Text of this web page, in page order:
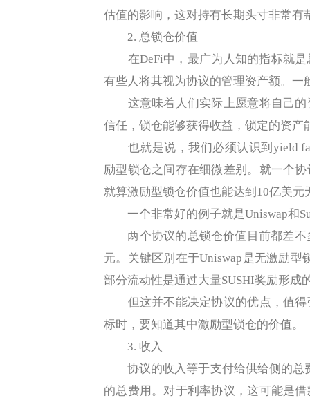
估值的影响，这对持有长期头寸非常
2. 总锁仓价值
在DeFi中，最广为人知的指标就是
有些人将其视为协议的管理资产额。
这意味着人们实际上愿意将自己的
信任，锁仓能够获得收益，锁定的资产
也就是说，我们必须认识到yield
励型锁仓之间存在细微差别。就一个
就算激励型锁仓价值也能达到10亿美元
一个非常好的例子就是Uniswap和
两个协议的总锁仓价值目前都差不
元。关键区别在于Uniswap是无激励型
部分流动性是通过大量SUSHI奖励形成
但这并不能决定协议的优点，值得
标时，要知道其中激励型锁仓的价值。
3. 收入
协议的收入等于支付给供给侧的总
的总费用。对于利率协议，这可能是